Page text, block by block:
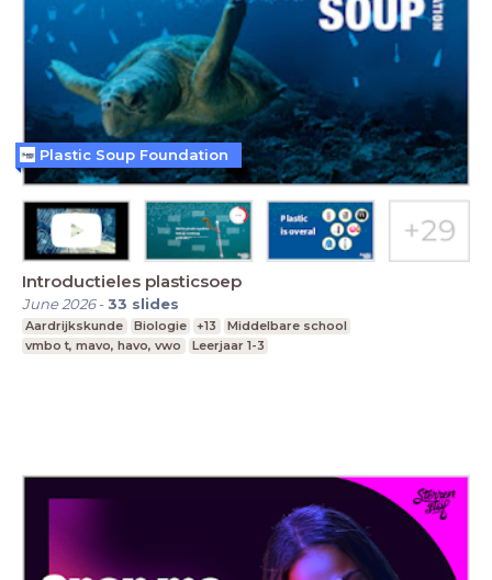
Introductieles plasticsoep
June 2026-33 slides
Aardrijkskunde Biologie +13
Middelbare school
vmbo t, mavo, havo, vwo
Leerjaar 1-3
Plastic Soup Foundation